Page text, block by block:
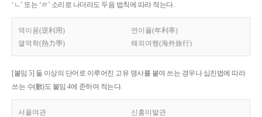
‘ㄴ’ 또는 ‘ㄹ’ 소리로 나더라도 두음 법칙에 따라 적는다.
역이용(逆利用)
연이율(年利率)
열역학(熱力學)
해외여행(海外旅行)
[붙임 5] 둘 이상의 단어로 이루어진 고유 명사를 붙여 쓰는 경우나 십진법에 따라
쓰는 수(數)도 붙임 4에 준하여 적는다.
서울여관 신흥이발관